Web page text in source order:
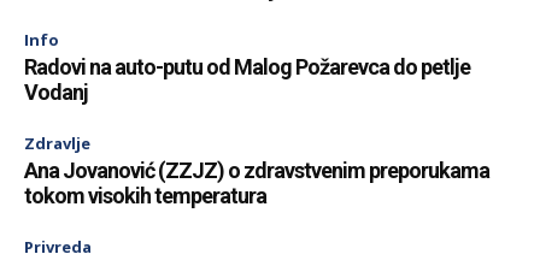
Info
Radovi na auto-putu od Malog Požarevca do petlje
Vodanj
Zdravlje
Ana Jovanović (ZZJZ) o zdravstvenim preporukama
tokom visokih temperatura
Privreda